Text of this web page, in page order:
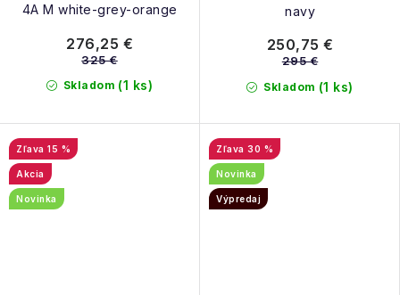
4A M white-grey-orange
Skladom (1 ks)
276,25 €
325 €
navy
Skladom (1 ks)
250,75 €
295 €
15 %
Akcia
Novinka
30 %
Novinka
Výpredaj